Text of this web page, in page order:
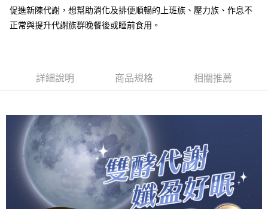
「AFTEE先享後付」，若未經同意申辦者引起之損失，本公司不負相關責
任。
４．使用「AFTEE先享後付」時，將依據個別帳號之用戶狀況，依本公司即
每筆NT$60，滿NT$699(含以上)免運費
宅配-離島
促進新陳代謝，想幫助消化及排便順暢的上班族、壓力族、作息不
正常與提升代謝族群晚餐後或睡前食用。
詳細說明 商品規格 相關推薦